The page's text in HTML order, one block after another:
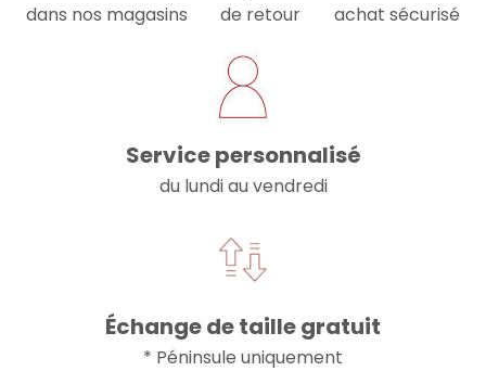
dans nos magasins de retour achat sécurisé
Service personnalisé
du lundi au vendredi
Échange de taille gratuit
* Péninsule uniquement